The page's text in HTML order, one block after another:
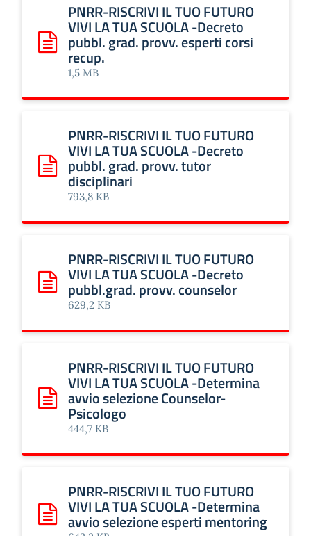
Scarica: PNRR-RISCRIVI IL TUO FUTURO VIVI LA TUA
PNRR-RISCRIVI IL TUO FUTURO
VIVI LA TUA SCUOLA -Decreto
pubbl. grad. provv. esperti corsi
recup.
1,5 MB
Scarica: PNRR-RISCRIVI IL TUO FUTURO VIVI LA TUA
PNRR-RISCRIVI IL TUO FUTURO
VIVI LA TUA SCUOLA -Decreto
pubbl. grad. provv. tutor
disciplinari
793,8 KB
Scarica: PNRR-RISCRIVI IL TUO FUTURO VIVI LA TUA
PNRR-RISCRIVI IL TUO FUTURO
VIVI LA TUA SCUOLA -Decreto
pubbl.grad. provv. counselor
629,2 KB
Scarica: PNRR-RISCRIVI IL TUO FUTURO VIVI LA TUA
PNRR-RISCRIVI IL TUO FUTURO
VIVI LA TUA SCUOLA -Determina
avvio selezione Counselor-
Psicologo
444,7 KB
Scarica: PNRR-RISCRIVI IL TUO FUTURO VIVI LA TUA
PNRR-RISCRIVI IL TUO FUTURO
VIVI LA TUA SCUOLA -Determina
avvio selezione esperti mentoring